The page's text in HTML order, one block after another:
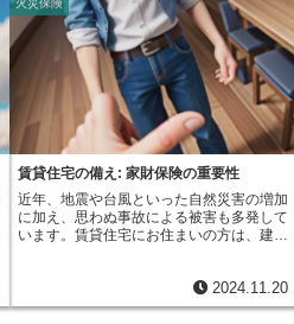
入していれば、万が一事故を起こしてしま
った場合でも、保険会社が示談交渉などを
代行し、賠償金を支払ってくれます。その
ため、自分自身で大きな経済的負担を負う
心配がなく、安心して日常生活を送ること
ができます。また、近年では、自転車事故
の増加に伴い、自転車保険への加入を義務
化する自治体も増えています。多くの場
合、この自転車保険には個人賠償責任保険
が含まれていますが、補償内容や金額は保
険会社やプランによって異なるため、しっ
かりと確認することが重要です。自分自身
と大切な家族を守るために、個人賠償責任
蹴り上げてしまい、近隣の家屋の窓ガラス
を割ってしまうこともあるでしょう。スー
パーで買い物かごに入れた商品をうっかり
落として壊してしまう、そんな経験をした
方もいるのではないでしょうか。このよう
な出来事は、誰にでも起こりうる、ありふ
れた、ささいな事故です。しかし、これら
のささいな事故が、大きな損害賠償につな
がる可能性があることを忘れてはいけませ
ん。自転車と歩行者の接触事故で相手が大
費や慰謝料を請求されるかもしれません。
子供の遊びが原因で他人の家の窓ガラスを
割ってしまった場合も、修理費用を負担し
してしまった商品の弁償を求められること
もあります。このように、日常生活のふと
した瞬間に、思わぬ損害賠償責任を負う可
賃貸住宅の備え: 家財保険の重要性
近年、地震や台風といった自然災害の増加
に加え、思わぬ事故による被害も多発して
います。賃貸住宅にお住まいの方は、建物
いません。もしもの時の備えとして、家財
保険への加入は非常に大切です。家財保険
2024.11.20